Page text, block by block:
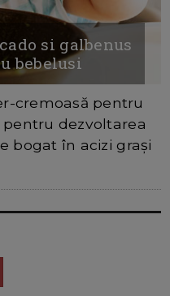
si galbenus
bebelusi
cremoasă pentru
dezvoltarea
bogat în acizi grași